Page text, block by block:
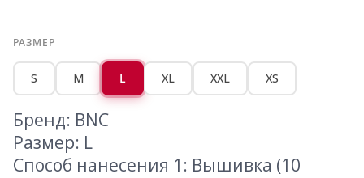
РАЗМЕР
S M L XL XXL XS
Бренд: BNC
Размер: L
Способ нанесения 1: Вышивка (10